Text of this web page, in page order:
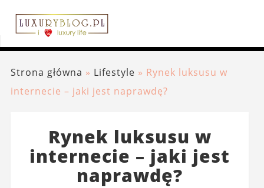
Strona główna » Lifestyle » Rynek luksusu w
internecie – jaki jest naprawdę?
Rynek luksusu w
internecie – jaki jest
naprawdę?